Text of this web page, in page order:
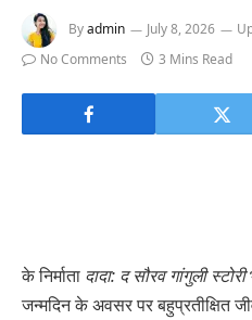
Byadmin July 8, 2026
No Comments
3 Mins Read
के निर्माता दादा: द सौरव गांगुली स्टोरी
जन्मदिन के अवसर पर बहुप्रतीक्षित